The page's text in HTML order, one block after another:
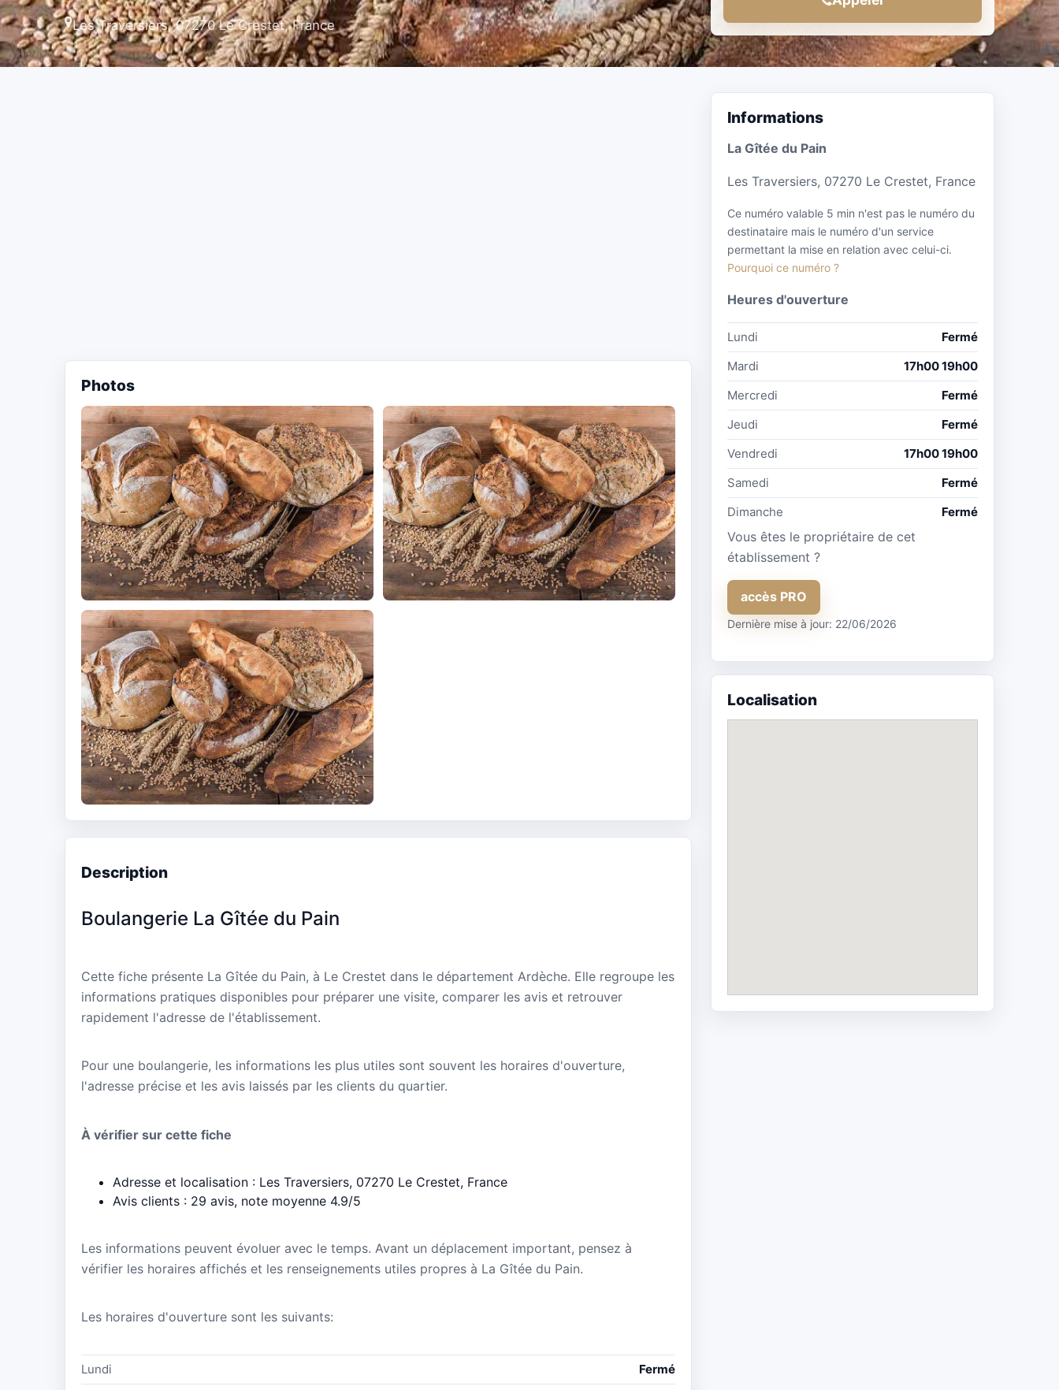
Les Traversiers, 07270 Le Crestet, France
Photos
Description
Boulangerie La Gîtée du Pain
Cette fiche présente La Gîtée du Pain, à Le Crestet dans le département Ardèche. Elle regroupe les
informations pratiques disponibles pour préparer une visite, comparer les avis et retrouver
rapidement l'adresse de l'établissement.
Pour une boulangerie, les informations les plus utiles sont souvent les horaires d'ouverture,
l'adresse précise et les avis laissés par les clients du quartier.
À vérifier sur cette fiche
Adresse et localisation : Les Traversiers, 07270 Le Crestet, France
Avis clients : 29 avis, note moyenne 4.9/5
Les informations peuvent évoluer avec le temps. Avant un déplacement important, pensez à
vérifier les horaires affichés et les renseignements utiles propres à La Gîtée du Pain.
Les horaires d'ouverture sont les suivants:
Lundi
Fermé
Informations
La Gîtée du Pain
Les Traversiers, 07270 Le Crestet, France
Ce numéro valable 5 min n'est pas le numéro du
destinataire mais le numéro d'un service
permettant la mise en relation avec celui-ci.
Pourquoi ce numéro ?
Heures d'ouverture
Lundi
Fermé
Mardi
17h00 19h00
Mercredi
Fermé
Jeudi
Fermé
Vendredi
17h00 19h00
Samedi
Fermé
Dimanche
Fermé
Vous êtes le propriétaire de cet
établissement ?
accès PRO
Dernière mise à jour: 22/06/2026
Localisation